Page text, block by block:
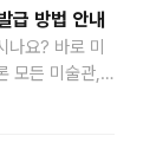
도로 작품이
는 핵심 작
급 방법 안내
요? 바로 미
모든 미술관,